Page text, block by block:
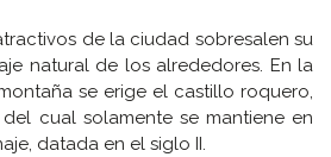
de la ciudad sobresalen su
natural de los alrededores. En la
se erige el castillo roquero,
cual solamente se mantiene en
datada en el siglo II.